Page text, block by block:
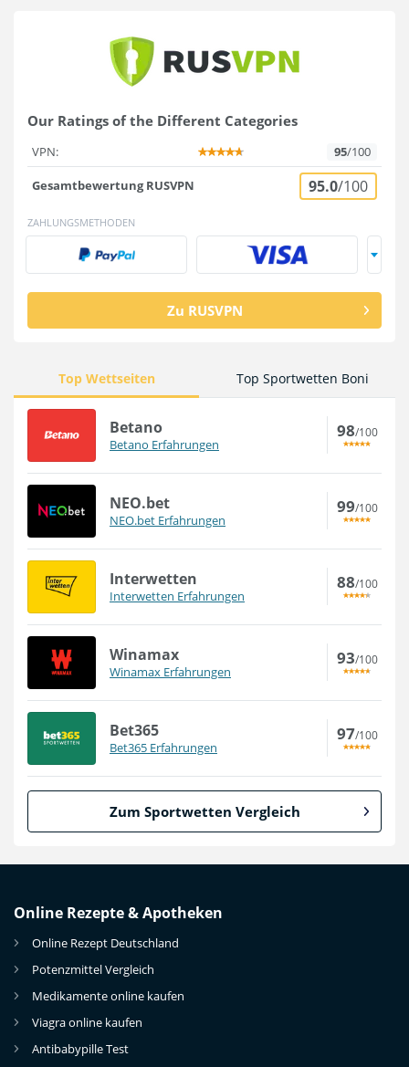
Our Ratings of the Different Categories
VPN: 95/100
Gesamtbewertung RUSVPN 95.0/100
ZAHLUNGSMETHODEN
Zu RUSVPN
Top Wettseiten Top Sportwetten Boni
Betano
Betano Erfahrungen
98/100
NEO.bet
NEO.bet Erfahrungen
99/100
Interwetten
Interwetten Erfahrungen
88/100
Winamax
Winamax Erfahrungen
93/100
Bet365
Bet365 Erfahrungen
97/100
Zum Sportwetten Vergleich
Betano Bonus
NEO.bet Bonus
200% bis zu 50€
AGB gelten
Interwetten Bonus
Online Rezepte & Apotheken
Online Rezept Deutschland
Potenzmittel Vergleich
Medikamente online kaufen
Viagra online kaufen
Antibabypille Test